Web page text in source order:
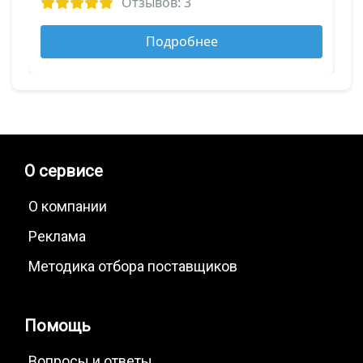
Цементация
Электрохимическая полировка металла
Подробнее
О сервисе
О компании
Реклама
Методика отбора поставщиков
Помощь